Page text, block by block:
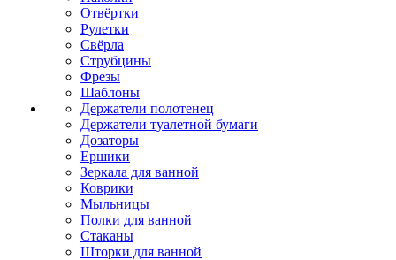
Отвёртки
Рулетки
Свёрла
Струбцины
Фрезы
Шаблоны
Держатели полотенец
Держатели туалетной бумаги
Дозаторы
Ершики
Зеркала для ванной
Коврики
Мыльницы
Полки для ванной
Стаканы
Шторки для ванной